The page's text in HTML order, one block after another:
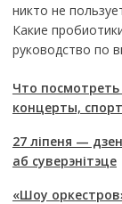
никто не
Какие
руководство по
Что
концерты,
27 ліпеня —
аб суверэнітэце
«Шоу